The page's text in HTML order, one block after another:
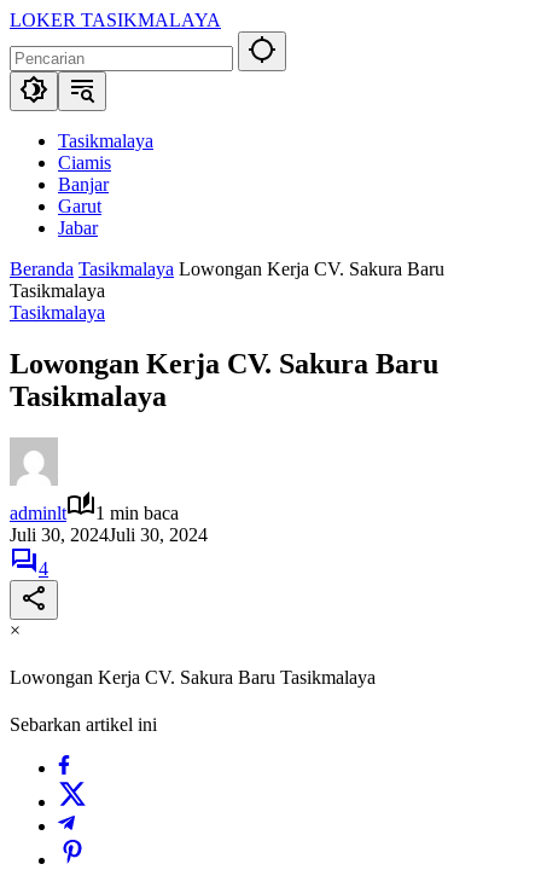
Langsung
konten
LOKER TASIKMALAYA
Lowongan
Kerja
Tasikmalaya
SekitarnaTasikmalaya
Ciamis
Banjar
Garut
Jabar
Beranda Tasikmalaya Lowongan Kerja CV. Sakura Baru
Tasikmalaya
Tasikmalaya
Lowongan Kerja CV. Sakura Baru
Tasikmalaya
adminlt
1 min baca
Juli 30, 2024Juli 30, 2024
4
×
Lowongan Kerja CV. Sakura Baru Tasikmalaya
Sebarkan artikel ini